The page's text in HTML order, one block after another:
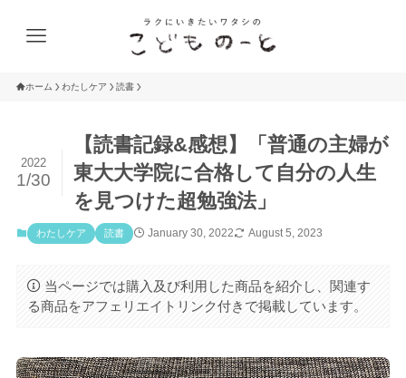
ホーム わたしケア 読書
【読書記録&感想】「普通の主婦が
東大大学院に合格して自分の人生
を見つけた超勉強法」
2022
1/30
わたしケア 読書 January 30, 2022 August 5, 2023
当ページでは購入及び利用した商品を紹介し、関連す
る商品をアフェリエイトリンク付きで掲載しています。